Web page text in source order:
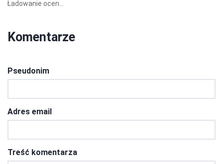
Ładowanie ocen...
Komentarze
Pseudonim
Adres email
Treść komentarza